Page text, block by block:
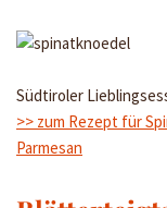
Südtiroler
>> zum Rezept für
Parmesan